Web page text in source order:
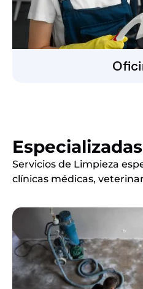
Especializadas
Servicios de Limpieza
clínicas médicas,